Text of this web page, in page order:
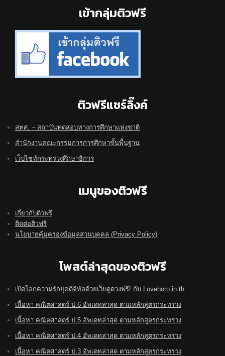
เข้ากลุ่มติวฟรี
ติวฟรีแชร์ลิ๊งค์
สทศ. – สถาบันทดสอบทางการศึกษาแห่งชาติ
สำนักงานคณะกรรมการการศึกษาขั้นพื้นฐาน
เว็ปไซท์กระทรวงศึกษาธิการ
เมนูของติวฟรี
เกี่ยวกับติวฟรี
ติดต่อติวฟรี
นโยบายคุ้มครองข้อมูลส่วนบุคคล (Privacy Policy)
โพสต์ล่าสุดของติวฟรี
เปิดโลกความรักยุคดิจิทัลด้วยเว็บดูดวงฟรี! กับ Lovehoro.in.th
เนื้อหา คณิตศาสตร์ ป.6 อัพเดทล่าสุด ตามหลักสูตรกระทรวง
เนื้อหา คณิตศาสตร์ ป.5 อัพเดทล่าสุด ตามหลักสูตรกระทรวง
เนื้อหา คณิตศาสตร์ ป.4 อัพเดทล่าสุด ตามหลักสูตรกระทรวง
เนื้อหา คณิตศาสตร์ ป.3 อัพเดทล่าสุด ตามหลักสูตรกระทรวง